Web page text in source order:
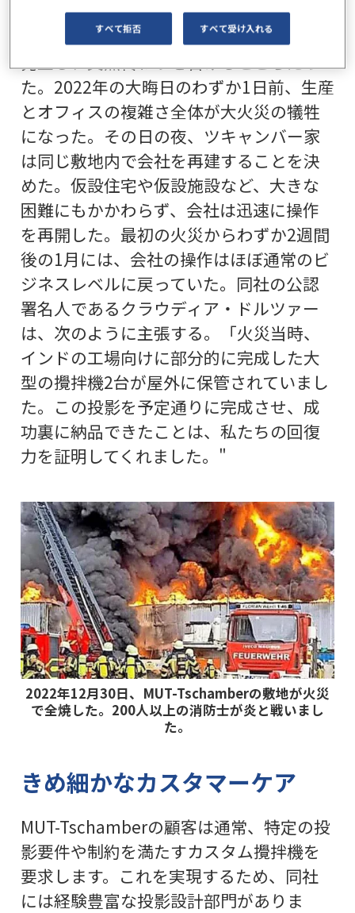
同社のサクセス・ストーリーは1979年に
始まったが、2022年12月30日に大火災が
発生し、突然終わりを告げるところだっ
た。2022年の大晦日のわずか1日前、生産
とオフィスの複雑さ全体が大火災の犠牲
になった。その日の夜、ツキャンバー家
は同じ敷地内で会社を再建することを決
めた。仮設住宅や仮設施設など、大きな
困難にもかかわらず、会社は迅速に操作
を再開した。最初の火災からわずか2週間
後の1月には、会社の操作はほぼ通常のビ
ジネスレベルに戻っていた。同社の公認
署名人であるクラウディア・ドルツァー
は、次のように主張する。「火災当時、
インドの工場向けに部分的に完成した大
型の攪拌機2台が屋外に保管されていまし
た。この投影を予定通りに完成させ、成
功裏に納品できたことは、私たちの回復
力を証明してくれました。"
2022年12月30日、MUT-Tschamberの敷地が火災
で全焼した。200人以上の消防士が炎と戦いまし
た。
きめ細かなカスタマーケア
MUT-Tschamberの顧客は通常、特定の投
影要件や制約を満たすカスタム攪拌機を
要求します。これを実現するため、同社
には経験豊富な投影設計部門がありま
すべて拒否 すべて受け入れる